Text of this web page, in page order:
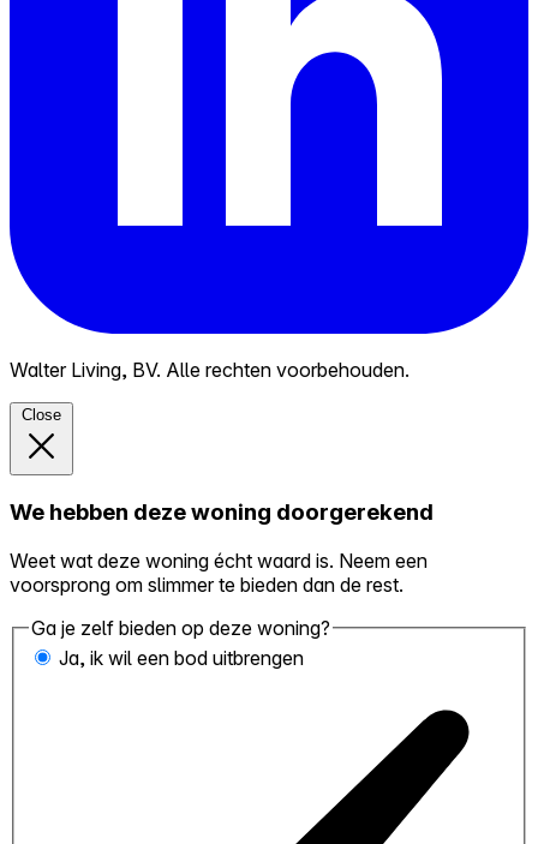
Walter Living, BV. Alle rechten voorbehouden.
Close
We hebben deze woning doorgerekend
Weet wat deze woning écht waard is. Neem een
voorsprong om slimmer te bieden dan de rest.
Ga je zelf bieden op deze woning?
Ja, ik wil een bod uitbrengen